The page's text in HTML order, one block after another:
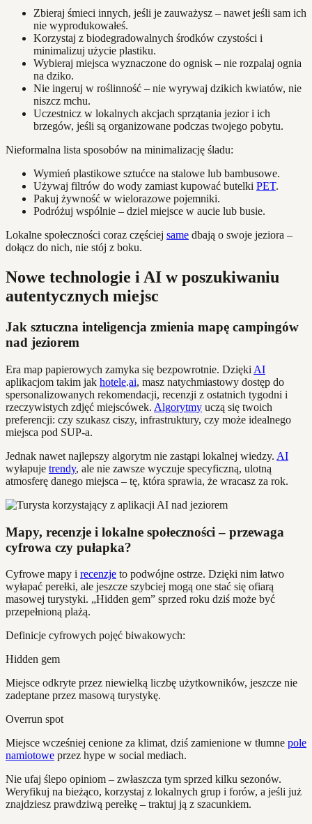
Zbieraj śmieci innych, jeśli je zauważysz – nawet jeśli sam ich
nie wyprodukowałeś.
Korzystaj z biodegradowalnych środków czystości i
minimalizuj użycie plastiku.
Wybieraj miejsca wyznaczone do ognisk – nie rozpalaj ognia
na dziko.
Nie ingeruj w roślinność – nie wyrywaj dzikich kwiatów, nie
niszcz mchu.
Uczestnicz w lokalnych akcjach sprzątania jezior i ich
brzegów, jeśli są organizowane podczas twojego pobytu.
Nieformalna lista sposobów na minimalizację śladu:
Wymień plastikowe sztućce na stalowe lub bambusowe.
Używaj filtrów do wody zamiast kupować butelki PET.
Pakuj żywność w wielorazowe pojemniki.
Podróżuj wspólnie – dziel miejsce w aucie lub busie.
Lokalne społeczności coraz częściej same dbają o swoje jeziora –
dołącz do nich, nie stój z boku.
Nowe technologie i AI w poszukiwaniu
autentycznych miejsc
Jak sztuczna inteligencja zmienia mapę campingów
nad jeziorem
Era map papierowych zamyka się bezpowrotnie. Dzięki AI
aplikacjom takim jak hotele.ai, masz natychmiastowy dostęp do
spersonalizowanych rekomendacji, recenzji z ostatnich tygodni i
rzeczywistych zdjęć miejscówek. Algorytmy uczą się twoich
preferencji: czy szukasz ciszy, infrastruktury, czy może idealnego
miejsca pod SUP-a.
Jednak nawet najlepszy algorytm nie zastąpi lokalnej wiedzy. AI
wyłapuje trendy, ale nie zawsze wyczuje specyficzną, ulotną
atmosferę danego miejsca – tę, która sprawia, że wracasz za rok.
Mapy, recenzje i lokalne społeczności – przewaga
cyfrowa czy pułapka?
Cyfrowe mapy i recenzje to podwójne ostrze. Dzięki nim łatwo
wyłapać perełki, ale jeszcze szybciej mogą one stać się ofiarą
masowej turystyki. „Hidden gem” sprzed roku dziś może być
przepełnioną plażą.
Definicje cyfrowych pojęć biwakowych:
Hidden gem
Miejsce odkryte przez niewielką liczbę użytkowników, jeszcze nie
zadeptane przez masową turystykę.
Overrun spot
Miejsce wcześniej cenione za klimat, dziś zamienione w tłumne pole
namiotowe przez hype w social mediach.
Nie ufaj ślepo opiniom – zwłaszcza tym sprzed kilku sezonów.
Weryfikuj na bieżąco, korzystaj z lokalnych grup i forów, a jeśli już
znajdziesz prawdziwą perełkę – traktuj ją z szacunkiem.